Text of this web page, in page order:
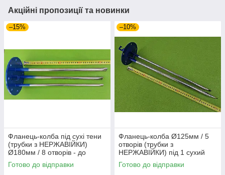
Акційні пропозиції та новинки
–15%
Фланець-колба під сухі тени
(трубки з НЕРЖАВІЙКИ)
Ø180мм / 8 отворів - до
бойлерів AEG, Tatramat,
Junkers
Готово до відправки
–10%
Фланець-колба Ø125мм / 5
отворів (трубки з
НЕРЖАВІЙКИ) під 1 сухий
тен L=470мм до бойлерів
"ARISTON"
Готово до відправки